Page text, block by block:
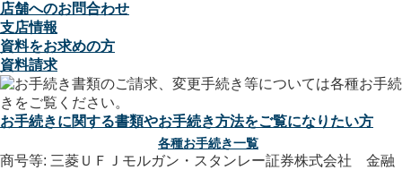
店舗へのお問合わせ
支店情報
資料をお求めの方
資料請求
お手続きに関する書類やお手続き方法をご覧になりたい方
各種お手続き一覧
商号等: 三菱ＵＦＪモルガン・スタンレー証券株式会社 金融